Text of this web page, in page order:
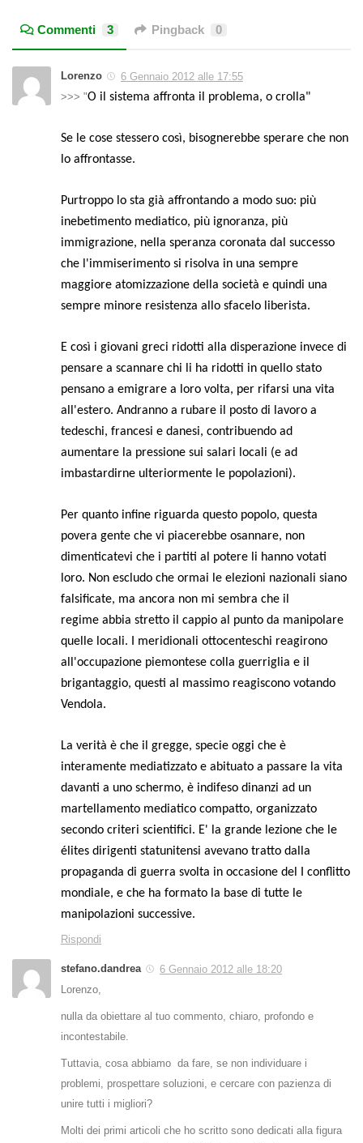
Commenti 3 Pingback 0
Lorenzo
6 Gennaio 2012 alle 17:55
>>> "O il sistema affronta il problema, o crolla"
Se le cose stessero così, bisognerebbe sperare che non
lo affrontasse.
Purtroppo lo sta già affrontando a modo suo: più
inebetimento mediatico, più ignoranza, più
immigrazione, nella speranza coronata dal successo
che l'immiserimento si risolva in una sempre
maggiore atomizzazione della società e quindi una
sempre minore resistenza allo sfacelo liberista.
E così i giovani greci ridotti alla disperazione invece di
pensare a scannare chi li ha ridotti in quello stato
pensano a emigrare a loro volta, per rifarsi una vita
all'estero. Andranno a rubare il posto di lavoro a
tedeschi, francesi e danesi, contribuendo ad
aumentare la pressione sui salari locali (e ad
imbastardirne ulteriormente le popolazioni).
Per quanto infine riguarda questo popolo, questa
povera gente che vi piacerebbe osannare, non
dimenticatevi che i partiti al potere li hanno votati
loro. Non escludo che ormai le elezioni nazionali siano
falsificate, ma ancora non mi sembra che il
regime abbia stretto il cappio al punto da manipolare
quelle locali. I meridionali ottocenteschi reagirono
all'occupazione piemontese colla guerriglia e il
brigantaggio, questi al massimo reagiscono votando
Vendola.
La verità è che il gregge, specie oggi che è
interamente mediatizzato e abituato a passare la vita
davanti a uno schermo, è indifeso dinanzi ad un
martellamento mediatico compatto, organizzato
secondo criteri scientifici. E' la grande lezione che le
élites dirigenti statunitensi avevano tratto dalla
propaganda di guerra svolta in occasione del I conflitto
mondiale, e che ha formato la base di tutte le
manipolazioni successive.
Rispondi
stefano.dandrea
6 Gennaio 2012 alle 18:20
Lorenzo,
nulla da obiettare al tuo commento, chiaro, profondo e
incontestabile.
Tuttavia, cosa abbiamo da fare, se non individuare i
problemi, prospettare soluzioni, e cercare con pazienza di
unire tutti i migliori?
Molti dei primi articoli che ho scritto sono dedicati alla figura